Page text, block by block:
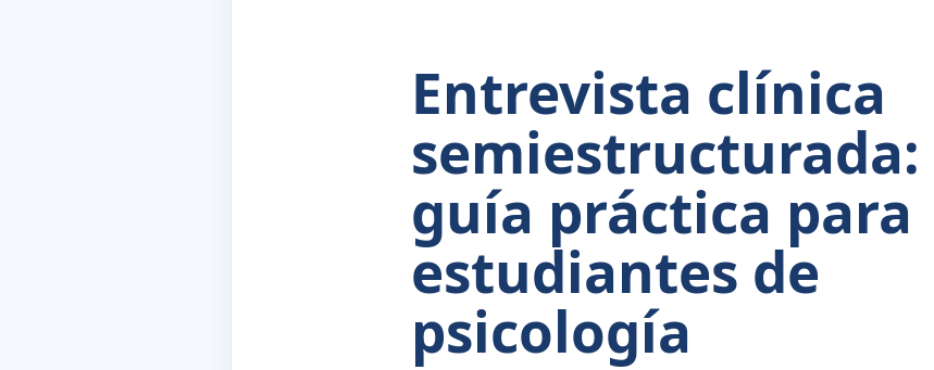
Entrevista clínica
semiestructurada:
guía práctica para
estudiantes de
psicología